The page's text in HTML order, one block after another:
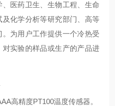
医药卫生、生物工程、生命
化学分析等研究部门、高等
为用户工作提供一个冷热受
实验的样品或生产的产品进
高精度PT100温度传感器。